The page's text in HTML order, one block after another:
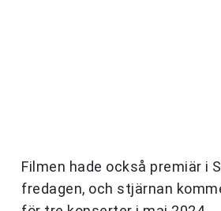
Filmen hade också premiär i
fredagen, och stjärnan